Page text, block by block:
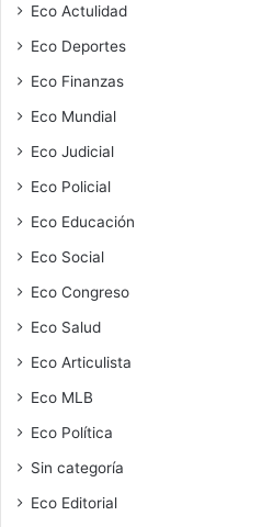
Eco Actulidad
Eco Deportes
Eco Finanzas
Eco Mundial
Eco Judicial
Eco Policial
Eco Educación
Eco Social
Eco Congreso
Eco Salud
Eco Articulista
Eco MLB
Eco Política
Sin categoría
Eco Editorial